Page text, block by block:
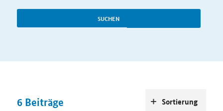
SUCHEN
6 Beiträge Sortierung